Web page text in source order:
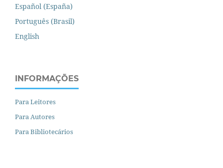
Español (España)
Português (Brasil)
English
INFORMAÇÕES
Para Leitores
Para Autores
Para Bibliotecários